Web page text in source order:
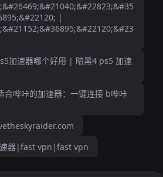
|
加速器哪个好用 | 暗黑4 ps5 加速
合哔咔的加速器：一键连接 b哔咔
器|fast vpn|fast vpn